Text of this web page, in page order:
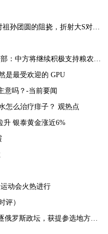
全球百事通！S妈对汪小菲不信任，对祖孙团圆的阻挠，折射大S对名誉自私的爱护
屈冬玉高票胜选粮农组织总干事 外交部：中方将继续积极支持粮农组织工作
是最受欢迎的 GPU
意吗？-当前要闻
怎么治疗痱子？ 观热点
升 银泰黄金涨近6%
动会火热进行
评）
“战争之王”原型换囚回国半年后，角逐俄罗斯政坛，获提参选地方议员